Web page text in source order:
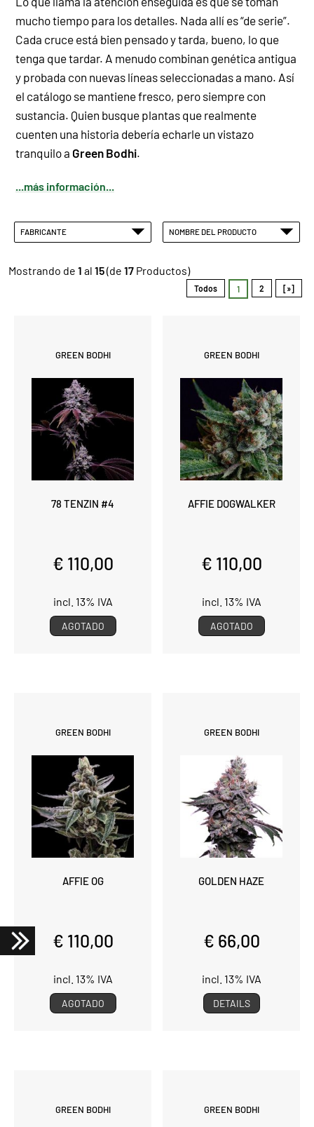
mucho tiempo para los detalles. Nada allí es “de serie”.
Cada cruce está bien pensado y tarda, bueno, lo que
tenga que tardar. A menudo combinan genética antigua
y probada con nuevas líneas seleccionadas a mano. Así
el catálogo se mantiene fresco, pero siempre con
sustancia. Quien busque plantas que realmente
cuenten una historia debería echarle un vistazo
tranquilo a Green Bodhi.
...más información...
FABRICANTE NOMBRE DEL PRODUCTO
Mostrando de 1 al 15(de 17 Productos)
Todos 1 2 [»]
GREEN BODHI
78 TENZIN #4
€ 110,00
incl. 13% IVA
AGOTADO
GREEN BODHI
AFFIE DOGWALKER
€ 110,00
incl. 13% IVA
AGOTADO
GREEN BODHI
AFFIE OG
€ 110,00
incl. 13% IVA
AGOTADO
GREEN BODHI
GOLDEN HAZE
€ 66,00
incl. 13% IVA
DETAILS
GREEN BODHI GREEN BODHI